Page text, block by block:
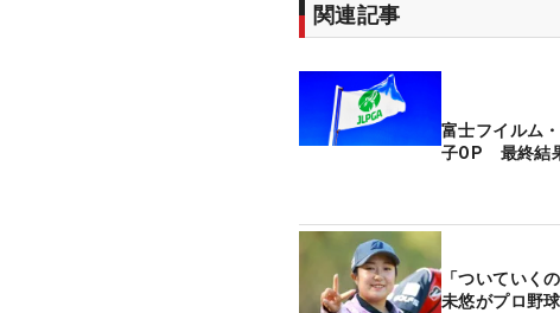
関連記事
富士フイルム
子OP 最終結
「ついていく
未悠がプロ野